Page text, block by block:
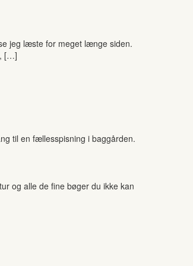
jeg læste for meget længe siden.
[…]
til en fællesspisning i baggården.
og alle de fine bøger du ikke kan